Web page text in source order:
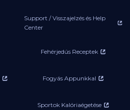
Support / Visszajelzés és Help
Center
Fehérjedús Receptek
Fogyás Appunkkal
Sportok Kalóriaégetése